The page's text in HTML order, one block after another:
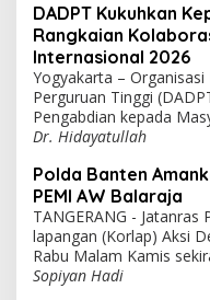
DADPT Kukuhkan
Rangkaian
Internasional 2026
Yogyakarta –
Perguruan Tinggi
Pengabdian kepada
Dr. Hidayatullah
Polda Banten
PEMI AW Balaraja
TANGERANG -
lapangan (Korlap) Aksi
Rabu Malam Kamis
Sopiyan Hadi